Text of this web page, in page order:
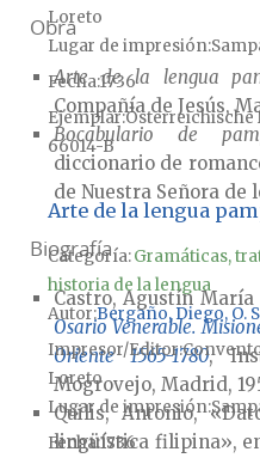
Obra
Arte de la lengua
Compañía de Jesús,
Bocabulario de
diccionario de
de Nuestra Señora de
Biografía
Castro, Agustín
Osario Venerable.
Oriente 1565-1780,
Mogrovejo, Madrid,
Quilis, Antonio,
lingüística filipina»,
Loreto
Lugar de impresión
Fecha1736
EjemplarÖsterreichische
66014-B
Arte de la lengua
Categoría:Gramáticas,
historia de la lengua
Autor Bergaño, Diego, O.
Impresor/Editor
Loreto
Lugar de impresión
Fecha1736